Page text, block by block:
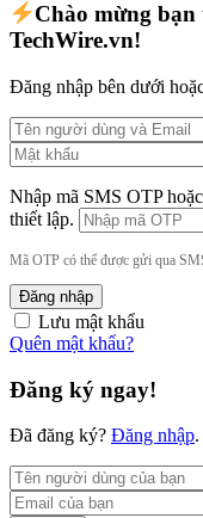
Chào mừng
TechWire.vn!
Đăng nhập bên dưới
Nhập mã SMS OTP
thiết lập.
Mã OTP có thể được gửi qua
Đăng nhập
Lưu mật khẩu
Quên mật khẩu?
Đăng ký ngay!
Đã đăng ký? Đăng nhập.